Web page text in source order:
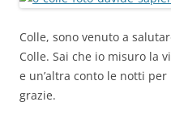
Colle, sono venuto a
Colle. Sai che io misuro la
e un’altra conto le notti
grazie.